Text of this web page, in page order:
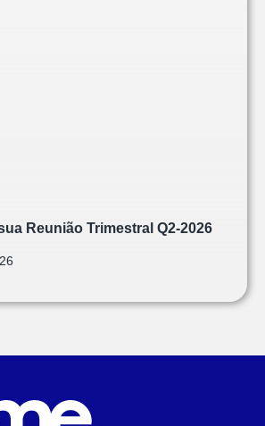
Reunião Trimestral Q2-2026